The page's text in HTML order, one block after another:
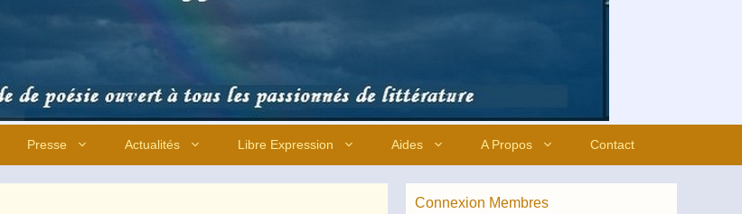
Presse Actualités Libre Expression Aides A Propos Contact
Connexion Membres